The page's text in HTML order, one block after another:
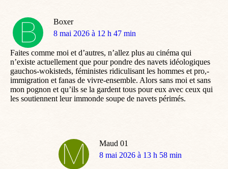
Boxer
dit
8 mai 2026 à 12 h 47 min
Faites comme moi et d’autres, n’allez plus au cinéma qui
n’existe actuellement que pour pondre des navets idéologiques
gauchos-wokisteds, féministes ridiculisant les hommes et pro,-
immigration et fanas de vivre-ensemble. Alors sans moi et sans
mon pognon et qu’ils se la gardent tous pour eux avec ceux qui
les soutiennent leur immonde soupe de navets périmés.
Maud 01
dit
8 mai 2026 à 13 h 58 min